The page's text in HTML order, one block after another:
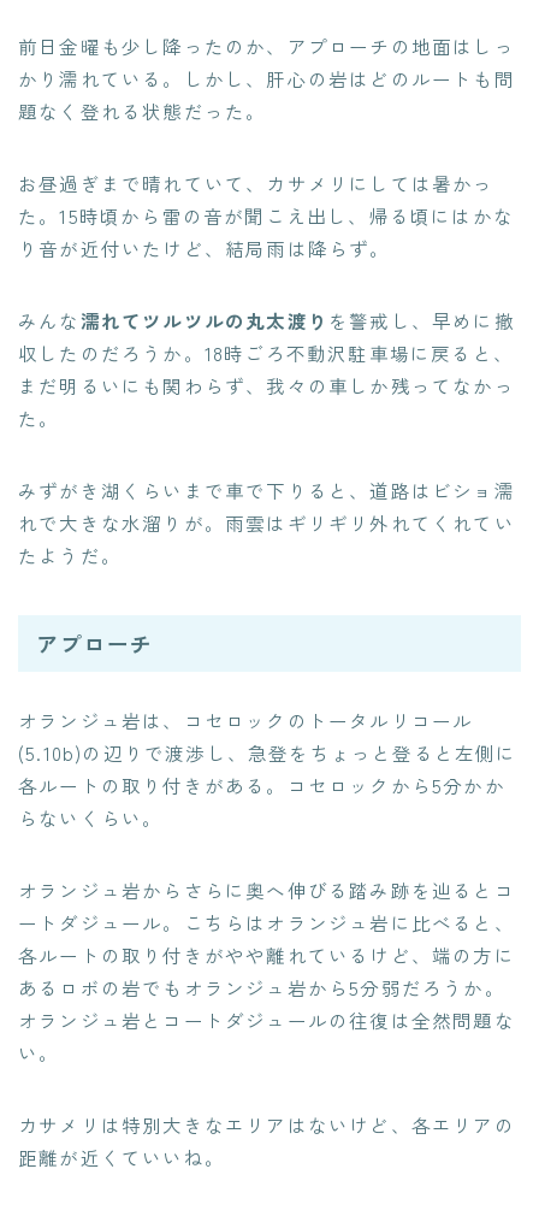
前日金曜も少し降ったのか、アプローチの地面はしっ
かり濡れている。しかし、肝心の岩はどのルートも問
題なく登れる状態だった。
お昼過ぎまで晴れていて、カサメリにしては暑かっ
た。15時頃から雷の音が聞こえ出し、帰る頃にはかな
り音が近付いたけど、結局雨は降らず。
みんな濡れてツルツルの丸太渡り を警戒し、早めに撤
収したのだろうか。18時ごろ不動沢駐車場に戻ると、
まだ明るいにも関わらず、我々の車しか残ってなかっ
た。
みずがき湖くらいまで車で下りると、道路はビショ濡
れで大きな水溜りが。雨雲はギリギリ外れてくれてい
たようだ。
アプローチ
オランジュ岩は、コセロックのトータルリコール
(5.10b)の辺りで渡渉し、急登をちょっと登ると左側に
各ルートの取り付きがある。コセロックから5分かか
らないくらい。
オランジュ岩からさらに奥へ伸びる踏み跡を辿るとコ
ートダジュール。こちらはオランジュ岩に比べると、
各ルートの取り付きがやや離れているけど、端の方に
あるロボの岩でもオランジュ岩から5分弱だろうか。
オランジュ岩とコートダジュールの往復は全然問題な
い。
カサメリは特別大きなエリアはないけど、各エリアの
距離が近くていいね。